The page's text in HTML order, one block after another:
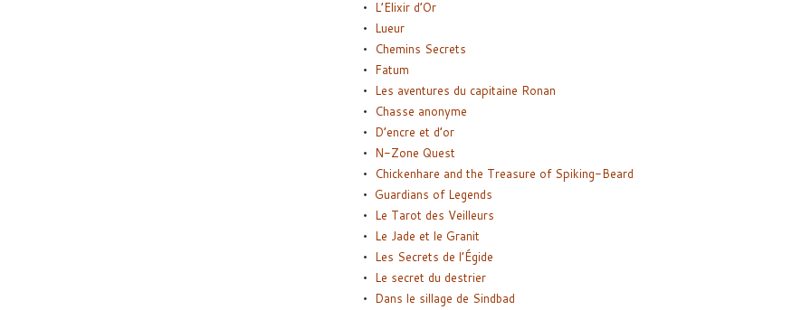
L’Elixir d’Or
Lueur
Chemins Secrets
Fatum
Les aventures du capitaine Ronan
Chasse anonyme
D’encre et d’or
N-Zone Quest
Chickenhare and the Treasure of Spiking-Beard
Guardians of Legends
Le Tarot des Veilleurs
Le Jade et le Granit
Les Secrets de l’Égide
Le secret du destrier
Dans le sillage de Sindbad